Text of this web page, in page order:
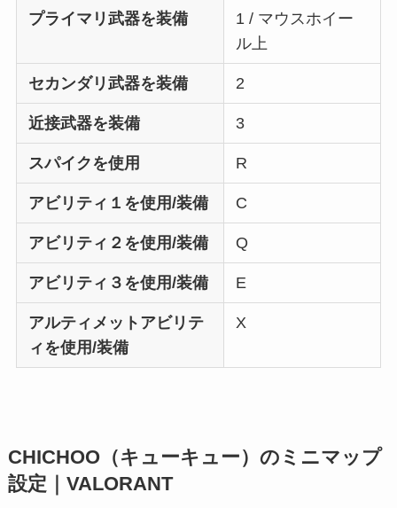
プライマリ武器を装備
1 / マウスホイー
ル上
セカンダリ武器を装備 2
近接武器を装備 3
スパイクを使用 R
アビリティ１を使用/装備 C
アビリティ２を使用/装備 Q
アビリティ３を使用/装備 E
アルティメットアビリテ
ィを使用/装備
X
CHICHOO（キューキュー）のミニマップ
設定｜VALORANT